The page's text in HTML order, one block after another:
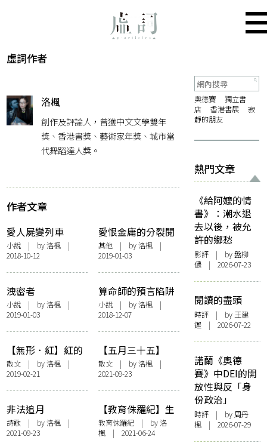
虛詞作者
洛楓
創作及評論人，曾獲中文文學雙年
獎、香港書獎、藝術家年獎、城市當
代舞蹈達人獎。
作者文章
愛人屍變列車
小說 | by 洛楓 |
2018-10-12
愛恨金庸的分裂閱
讀
其他| by 洛楓 |
2019-01-03
洩密者
小說 | by 洛楓 |
2019-01-03
算命師的預言陷阱
小說| by 洛楓 |
2018-12-07
【無形．紅】紅的
錯誤（我的名字叫
紅）
散文 | by 洛楓 |
2019-02-21
【五月三十五】
〈回憶有罪〉的世
代轉接
散文| by 洛楓 |
2021-09-23
非法追月
詩歌 | by 洛楓 |
2021-09-23
【教育侏羅紀】生
於時代的愚昧與悲
哀
教育侏羅紀| by 洛
楓 | 2021-06-24
奧德賽
獨立書
店
香港書展
寂
靜的朋友
熱門文章
《給阿嬤的情
書》：潮水退
去以後，被允
許的鄉愁
影評 | by 盤柳
儂 | 2026-07-23
閱讀的盡頭
時評 | by 王建
鏗 | 2026-07-22
諾蘭《奧德
賽》中DEI的開
放性與反「身
份政治」
時評 | by周丹
楓 | 2026-07-29